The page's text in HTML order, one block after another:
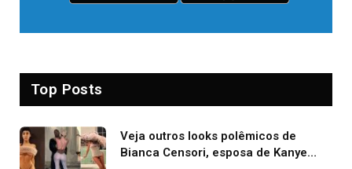
Top Posts
Veja outros looks polêmicos de
Bianca Censori, esposa de Kanye